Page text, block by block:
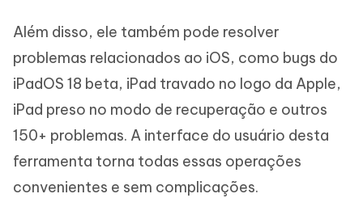
Além disso, ele também pode resolver
problemas relacionados ao iOS, como bugs do
iPadOS 18 beta, iPad travado no logo da Apple,
iPad preso no modo de recuperação e outros
150+ problemas. A interface do usuário desta
ferramenta torna todas essas operações
convenientes e sem complicações.